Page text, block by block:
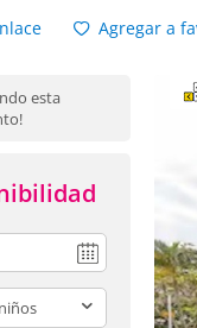
Agregar a
esta